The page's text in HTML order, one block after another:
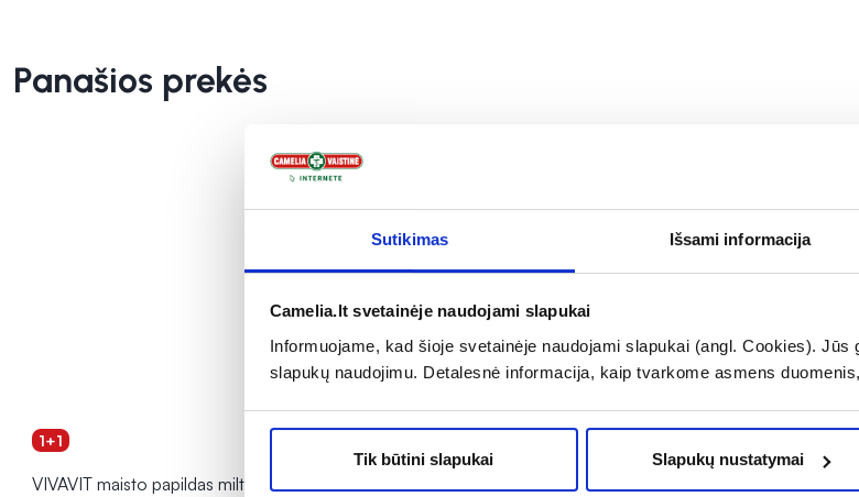
Sutikimas Išsami informacija
Camelia.lt svetainėje naudojami slapukai
Informuojame, kad šioje svetainėje naudojami slapukai (angl. Cookies).
slapukų naudojimu. Detalesnė informacija, kaip tvarkome asmens
Tik būtini slapukai Slapukų nustatymai
Panašios prekės
1+1
VIVAVIT maisto papildas milteliais
VIVAVIT maisto papildas milteliais KALIS
MAGVIT